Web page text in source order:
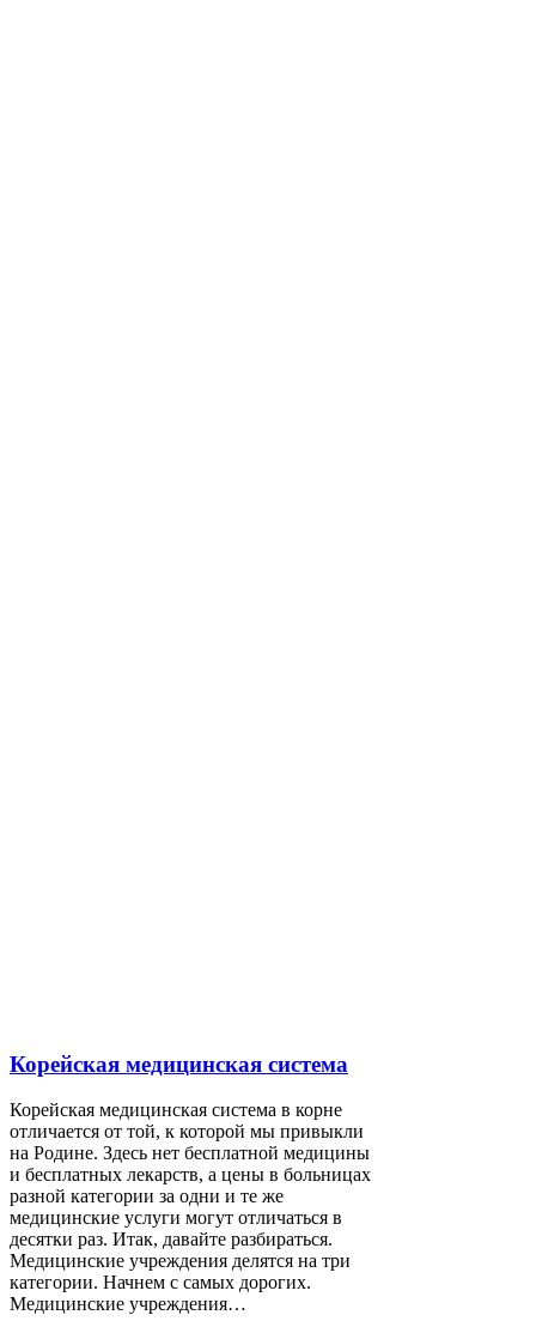
Корейская медицинская система
Корейская медицинская система в корне
отличается от той, к которой мы привыкли
на Родине. Здесь нет бесплатной медицины
и бесплатных лекарств, а цены в больницах
разной категории за одни и те же
медицинские услуги могут отличаться в
десятки раз. Итак, давайте разбираться.
Медицинские учреждения делятся на три
категории. Начнем с самых дорогих.
Медицинские учреждения…